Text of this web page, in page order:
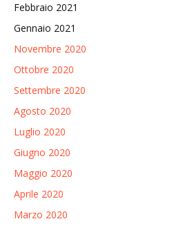
Febbraio 2021
Gennaio 2021
Novembre 2020
Ottobre 2020
Settembre 2020
Agosto 2020
Luglio 2020
Giugno 2020
Maggio 2020
Aprile 2020
Marzo 2020